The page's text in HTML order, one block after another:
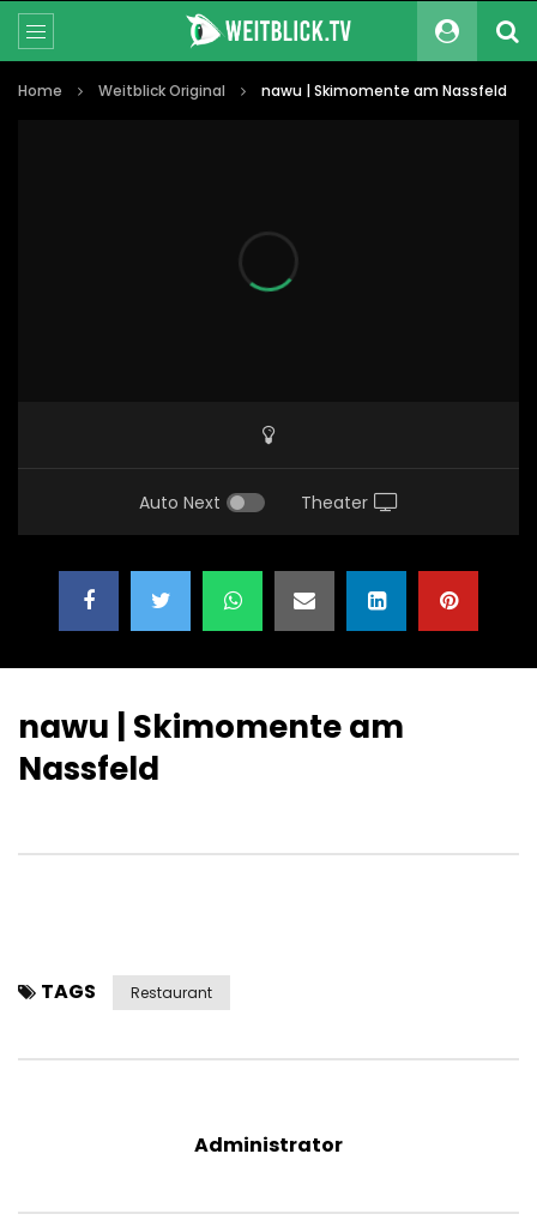
Home Weitblick Original nawu | Skimomente am Nassfeld
Auto Next Theater
nawu | Skimomente am
Nassfeld
TAGS Restaurant
Administrator